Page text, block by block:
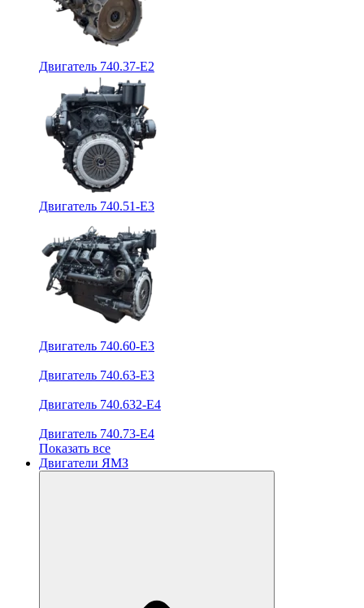
Двигатель 740.37-E2
Двигатель 740.51-E3
Двигатель 740.60-E3
Двигатель 740.63-E3
Двигатель 740.632-E4
Двигатель 740.73-E4
Показать все
Двигатели ЯМЗ